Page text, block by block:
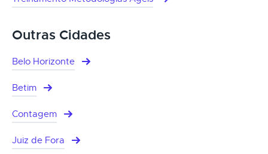
Outras Cidades
Belo Horizonte
Betim
Contagem
Juiz de Fora